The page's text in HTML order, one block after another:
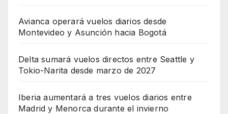
Avianca operará vuelos diarios desde
Montevideo y Asunción hacia Bogotá
Delta sumará vuelos directos entre Seattle y
Tokio-Narita desde marzo de 2027
Iberia aumentará a tres vuelos diarios entre
Madrid y Menorca durante el invierno